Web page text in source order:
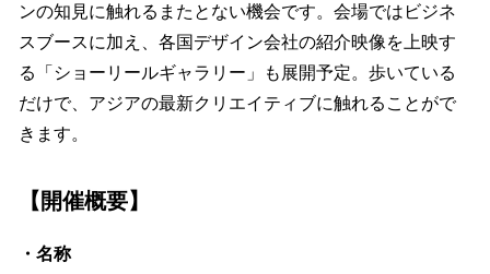
ンの知見に触れるまたとない機会です。会場ではビジネ
スブースに加え、各国デザイン会社の紹介映像を上映す
る「ショーリールギャラリー」も展開予定。歩いている
だけで、アジアの最新クリエイティブに触れることがで
きます。
【開催概要】
・名称